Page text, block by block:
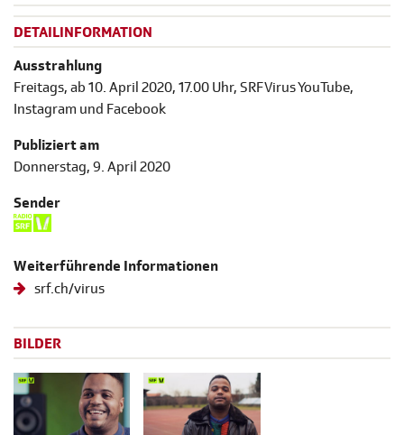
DETAILINFORMATION
Ausstrahlung
Freitags, ab 10. April 2020, 17.00 Uhr, SRF Virus YouTube,
Instagram und Facebook
Publiziert am
Donnerstag, 9. April 2020
Sender
Weiterführende Informationen
srf.ch/virus
BILDER